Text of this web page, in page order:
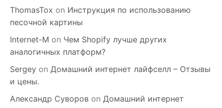
ThomasTox on Инструкция по использованию
песочной картины
Internet-M on Чем Shopify лучше других
аналогичных платформ?
Sergey on Домашний интернет лайфселл – Отзывы
и цены.
Александр Суворов on Домашний интернет